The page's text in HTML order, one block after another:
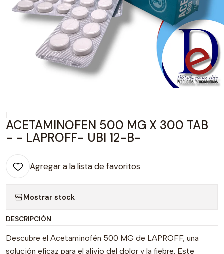
ACETAMINOFEN 500 MG X 300 TAB
- - LAPROFF- UBI 12-B-
Agregar a la lista de favoritos
Mostrar stock
DESCRIPCIÓN
Descubre el Acetaminofén 500 MG de LAPROFF, una
solución eficaz para el alivio del dolor y la fiebre. Este